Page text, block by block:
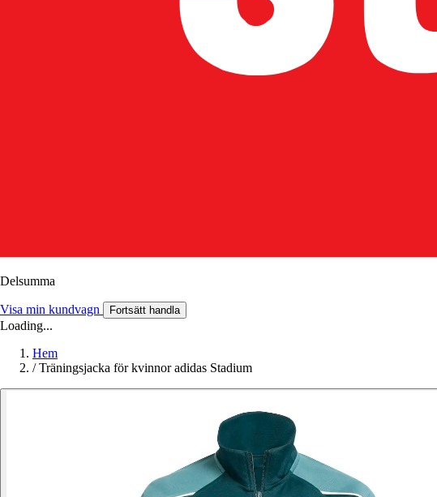
Delsumma
Visa min kundvagn Fortsätt handla
Loading...
Hem
/ Träningsjacka för kvinnor adidas Stadium